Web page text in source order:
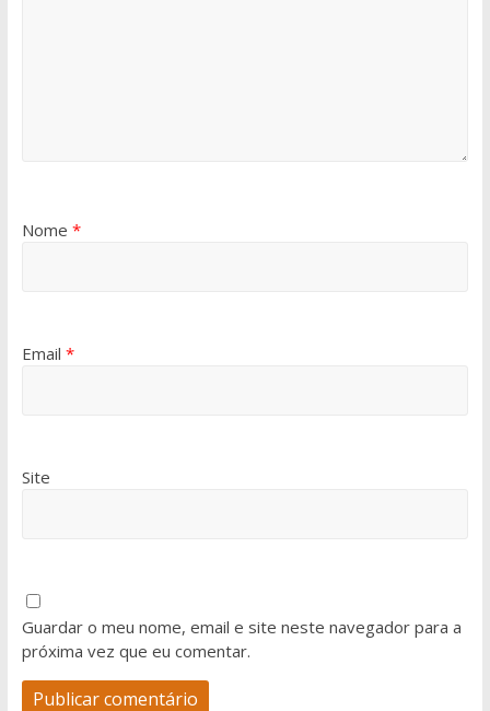
Nome *
Email *
Site
Guardar o meu nome, email e site neste navegador para a
próxima vez que eu comentar.